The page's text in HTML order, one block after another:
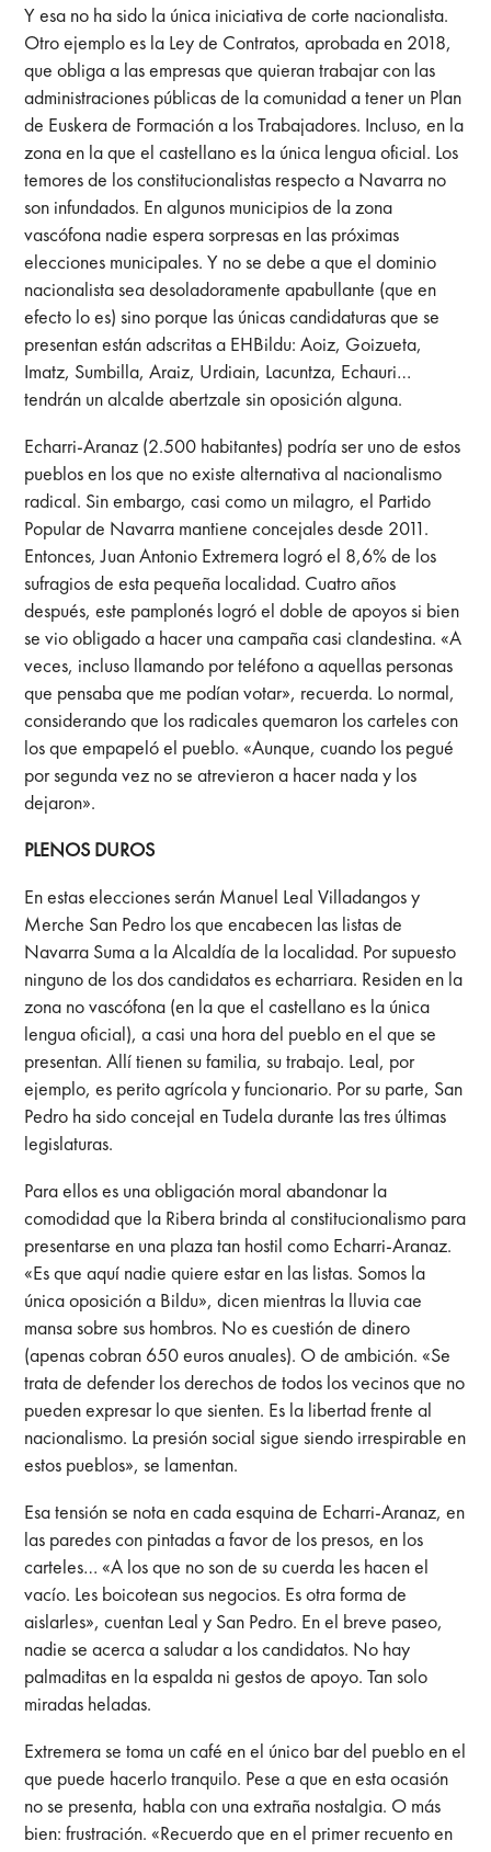
Y esa no ha sido la única iniciativa de corte nacionalista.
Otro ejemplo es la Ley de Contratos, aprobada en 2018,
que obliga a las empresas que quieran trabajar con las
administraciones públicas de la comunidad a tener un Plan
de Euskera de Formación a los Trabajadores. Incluso, en la
zona en la que el castellano es la única lengua oficial. Los
temores de los constitucionalistas respecto a Navarra no
son infundados. En algunos municipios de la zona
vascófona nadie espera sorpresas en las próximas
elecciones municipales. Y no se debe a que el dominio
nacionalista sea desoladoramente apabullante (que en
efecto lo es) sino porque las únicas candidaturas que se
presentan están adscritas a EHBildu: Aoiz, Goizueta,
Imatz, Sumbilla, Araiz, Urdiain, Lacuntza, Echauri…
tendrán un alcalde abertzale sin oposición alguna.
Echarri-Aranaz (2.500 habitantes) podría ser uno de estos
pueblos en los que no existe alternativa al nacionalismo
radical. Sin embargo, casi como un milagro, el Partido
Popular de Navarra mantiene concejales desde 2011.
Entonces, Juan Antonio Extremera logró el 8,6% de los
sufragios de esta pequeña localidad. Cuatro años
después, este pamplonés logró el doble de apoyos si bien
se vio obligado a hacer una campaña casi clandestina. «A
veces, incluso llamando por teléfono a aquellas personas
que pensaba que me podían votar», recuerda. Lo normal,
considerando que los radicales quemaron los carteles con
los que empapeló el pueblo. «Aunque, cuando los pegué
por segunda vez no se atrevieron a hacer nada y los
dejaron».
PLENOS DUROS
En estas elecciones serán Manuel Leal Villadangos y
Merche San Pedro los que encabecen las listas de
Navarra Suma a la Alcaldía de la localidad. Por supuesto
ninguno de los dos candidatos es echarriara. Residen en la
zona no vascófona (en la que el castellano es la única
lengua oficial), a casi una hora del pueblo en el que se
presentan. Allí tienen su familia, su trabajo. Leal, por
ejemplo, es perito agrícola y funcionario. Por su parte, San
Pedro ha sido concejal en Tudela durante las tres últimas
legislaturas.
Para ellos es una obligación moral abandonar la
comodidad que la Ribera brinda al constitucionalismo para
presentarse en una plaza tan hostil como Echarri-Aranaz.
«Es que aquí nadie quiere estar en las listas. Somos la
única oposición a Bildu», dicen mientras la lluvia cae
mansa sobre sus hombros. No es cuestión de dinero
(apenas cobran 650 euros anuales). O de ambición. «Se
trata de defender los derechos de todos los vecinos que no
pueden expresar lo que sienten. Es la libertad frente al
nacionalismo. La presión social sigue siendo irrespirable en
estos pueblos», se lamentan.
Esa tensión se nota en cada esquina de Echarri-Aranaz, en
las paredes con pintadas a favor de los presos, en los
carteles… «A los que no son de su cuerda les hacen el
vacío. Les boicotean sus negocios. Es otra forma de
aislarles», cuentan Leal y San Pedro. En el breve paseo,
nadie se acerca a saludar a los candidatos. No hay
palmaditas en la espalda ni gestos de apoyo. Tan solo
miradas heladas.
Extremera se toma un café en el único bar del pueblo en el
que puede hacerlo tranquilo. Pese a que en esta ocasión
no se presenta, habla con una extraña nostalgia. O más
bien: frustración. «Recuerdo que en el primer recuento en